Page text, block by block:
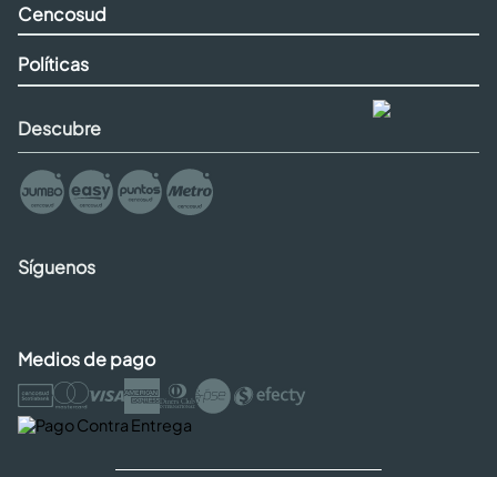
Cencosud
Políticas
Descubre
Síguenos
Medios de pago